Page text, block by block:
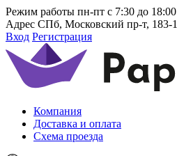
Режим работы пн-пт с 7:30 до 18:00
Адрес СПб, Московский пр-т, 183-
Вход Регистрация
Компания
Доставка и оплата
Схема проезда